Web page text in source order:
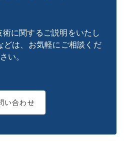
に関するご説明をいたし
どは、お気軽にご相談くだ
さい。
い合わせ